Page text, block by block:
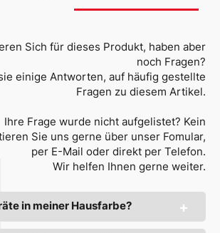
Sich für dieses Produkt, haben aber
noch Fragen?
einige Antworten, auf häufig gestellte
Fragen zu diesem Artikel.
Ihre Frage wurde nicht aufgelistet? Kein
Sie uns gerne über unser Fomular,
per E-Mail oder direkt per Telefon.
Wir helfen Ihnen gerne weiter.
in meiner Hausfarbe?